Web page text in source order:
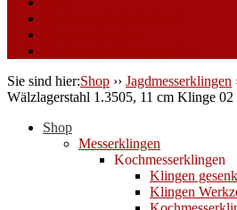
Sie sind hier:Shop ›› Jagdmesserklingen
Wälzlagerstahl 1.3505, 11 cm Klinge 02
Shop
Messerklingen
Kochmesserklingen
Klingen
Klingen